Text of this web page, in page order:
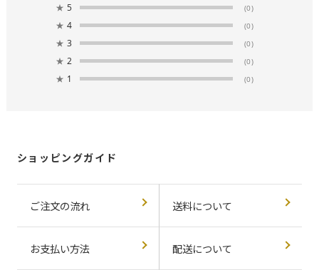
★ 5 (0)
★ 4 (0)
★ 3 (0)
★ 2 (0)
★ 1 (0)
ショッピングガイド
ご注文の流れ 送料について
お支払い方法 配送について